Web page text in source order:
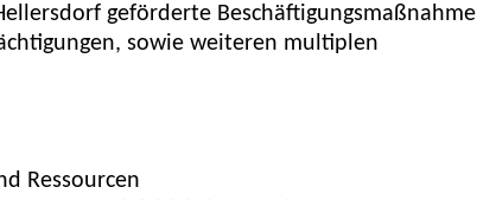
geförderte Beschäftigungsmaßnahme
sowie weiteren multiplen
Ressourcen